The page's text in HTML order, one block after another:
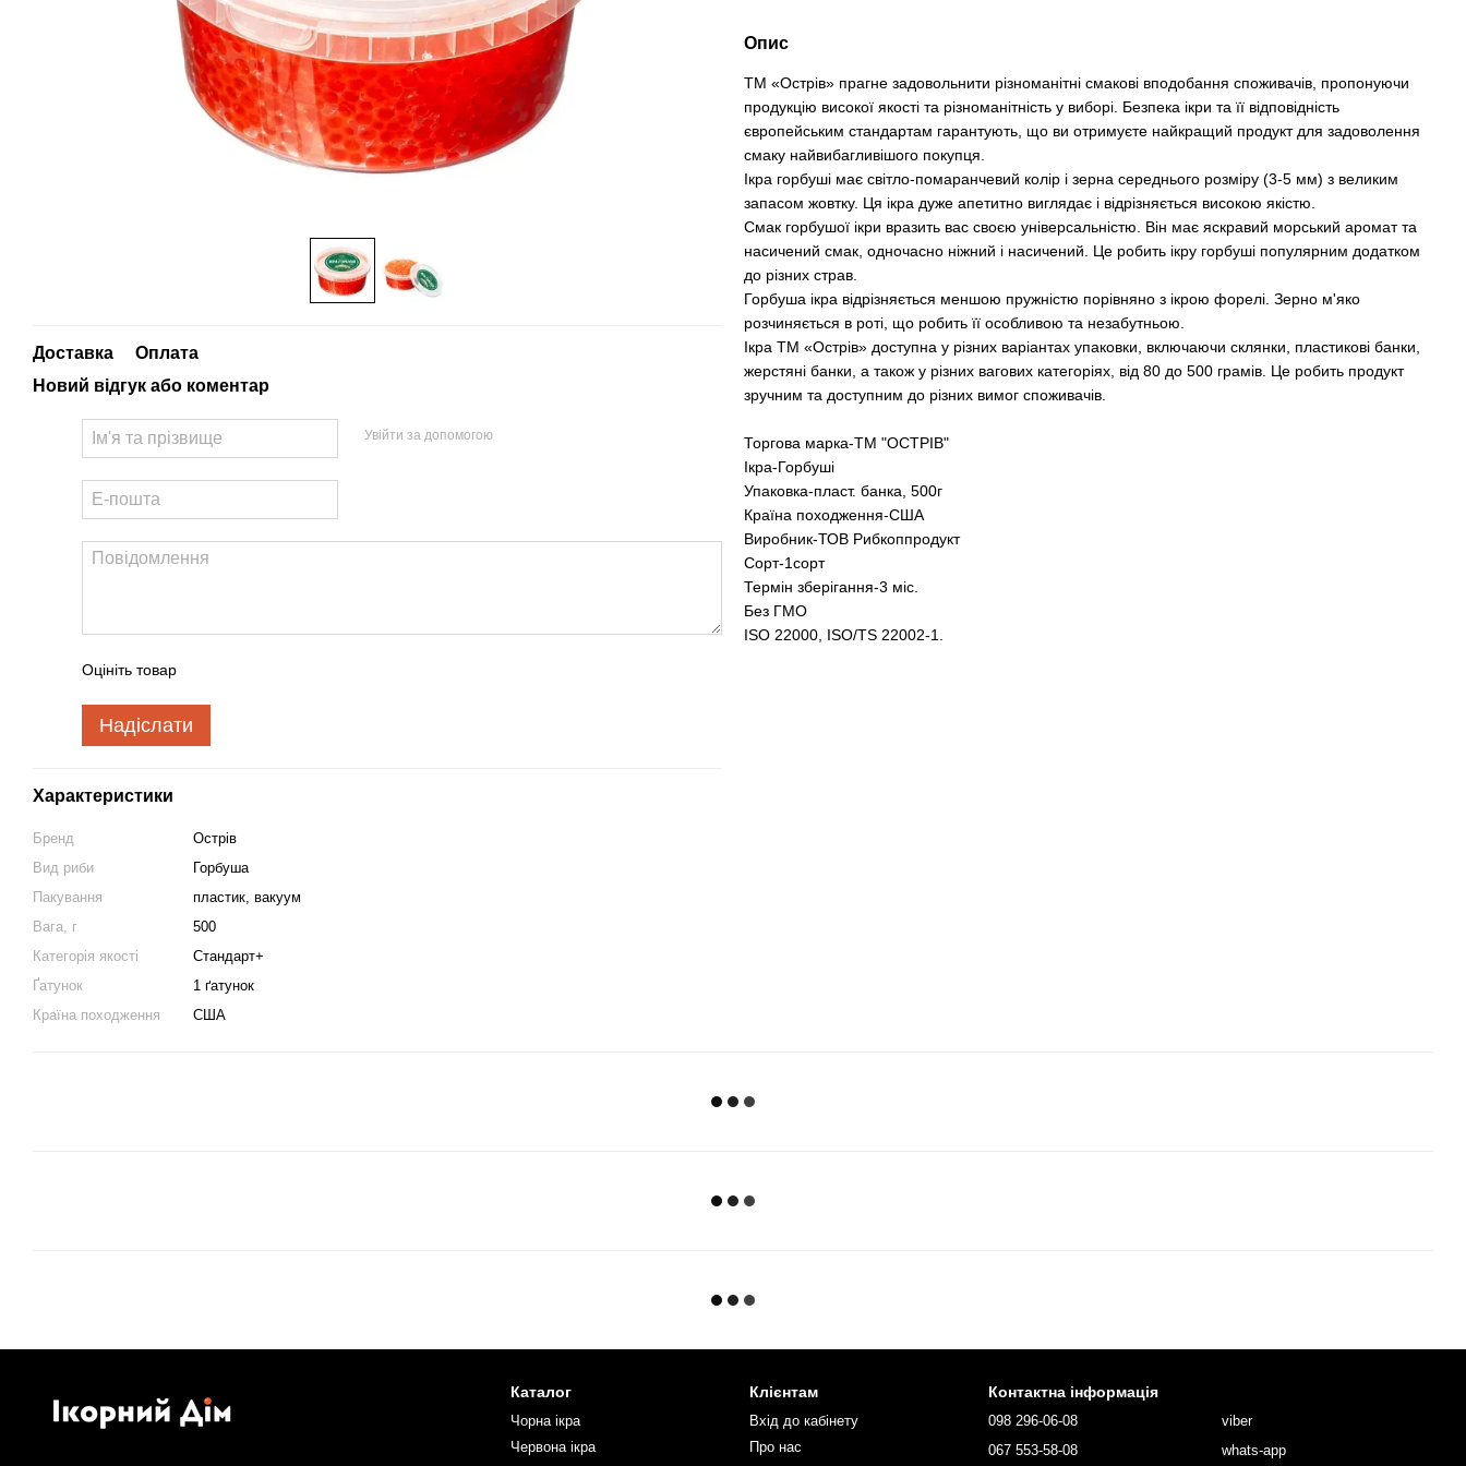
Доставка
Оплата
Новий відгук або коментар
Увійти за допомогою
Оцініть товар
Надіслати
Характеристики
Бренд
Острів
Вид риби
Горбуша
Пакування
пластик, вакуум
Вага, г
500
Категорія якості
Стандарт+
Ґатунок
1 ґатунок
Країна походження
США
Опис
ТМ «Острів» прагне задовольнити різноманітні смакові вподобання споживачів, пропонуючи
продукцію високої якості та різноманітність у виборі. Безпека ікри та її відповідність
європейським стандартам гарантують, що ви отримуєте найкращий продукт для задоволення
смаку найвибагливішого покупця.
Ікра горбуші має світло-помаранчевий колір і зерна середнього розміру (3-5 мм) з великим
запасом жовтку. Ця ікра дуже апетитно виглядає і відрізняється високою якістю.
Смак горбушої ікри вразить вас своєю універсальністю. Він має яскравий морський аромат та
насичений смак, одночасно ніжний і насичений. Це робить ікру горбуші популярним додатком
до різних страв.
Горбуша ікра відрізняється меншою пружністю порівняно з ікрою форелі. Зерно м'яко
розчиняється в роті, що робить її особливою та незабутньою.
Ікра ТМ «Острів» доступна у різних варіантах упаковки, включаючи склянки, пластикові банки,
жерстяні банки, а також у різних вагових категоріях, від 80 до 500 грамів. Це робить продукт
зручним та доступним до різних вимог споживачів.
Торгова марка-ТМ "ОСТРІВ"
Ікра-Горбуші
Упаковка-пласт. банка, 500г
Країна походження-США
Виробник-ТОВ Рибкоппродукт
Сорт-1сорт
Термін зберігання-3 міс.
Без ГМО
ISO 22000, ISO/TS 22002-1.
Каталог
Чорна ікра
Червона ікра
Клієнтам
Вхід до кабінету
Про нас
Контактна інформація
098 296-06-08
067 553-58-08
viber
whats-app